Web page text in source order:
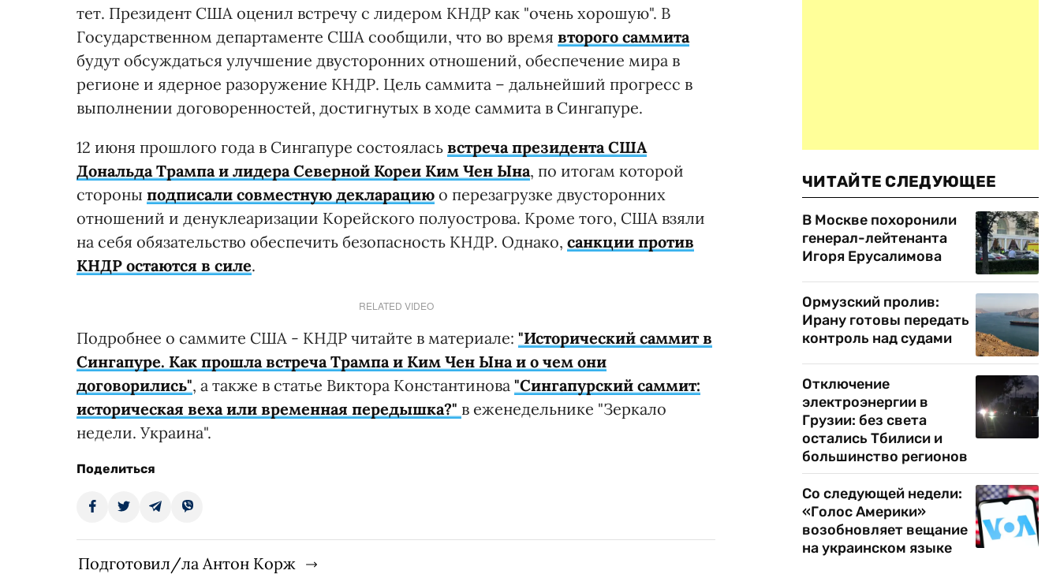
тет. Президент США оценил встречу с лидером КНДР как "очень хорошую". В
Государственном департаменте США сообщили, что во время второго саммита
будут обсуждаться улучшение двусторонних отношений, обеспечение мира в
регионе и ядерное разоружение КНДР. Цель саммита – дальнейший прогресс в
выполнении договоренностей, достигнутых в ходе саммита в Сингапуре.
12 июня прошлого года в Сингапуре состоялась встреча президента США
Дональда Трампа и лидера Северной Кореи Ким Чен Ына, по итогам которой
стороны подписали совместную декларацию о перезагрузке двусторонних
отношений и денуклеаризации Корейского полуострова. Кроме того, США взяли
на себя обязательство обеспечить безопасность КНДР. Однако, санкции против
КНДР остаются в силе.
RELATED VIDEO
Подробнее о саммите США - КНДР читайте в материале: "Исторический саммит в
Сингапуре. Как прошла встреча Трампа и Ким Чен Ына и о чем они
договорились", а также в статье Виктора Константинова "Сингапурский саммит:
историческая веха или временная передышка?" в еженедельнике "Зеркало
недели. Украина".
Поделиться
Подготовил/ла Антон Корж
ЧИТАЙТЕ СЛЕДУЮЩЕЕ
В Москве похоронили
генерал-лейтенанта
Игоря Ерусалимова
Ормузский пролив:
Ирану готовы передать
контроль над судами
Отключение
электроэнергии в
Грузии: без света
остались Тбилиси и
большинство регионов
Со следующей недели:
«Голос Америки»
возобновляет вещание
на украинском языке